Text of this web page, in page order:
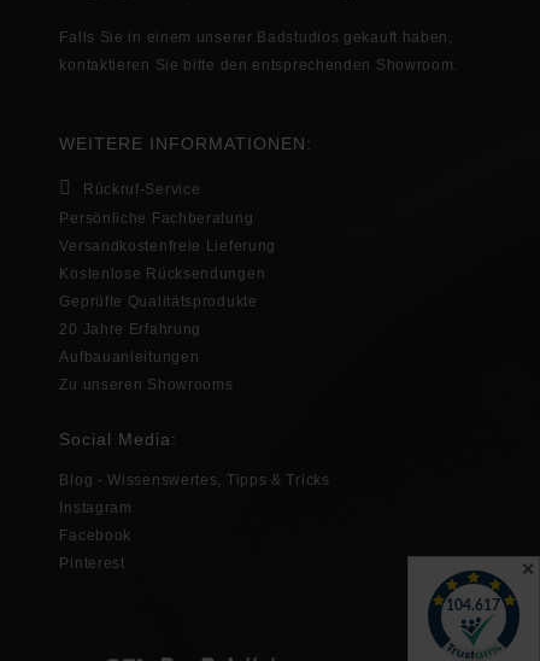
✕
Falls Sie in einem unserer Badstudios gekauft haben,
kontaktieren Sie bitte den entsprechenden Showroom.
WEITERE INFORMATIONEN:
Rückruf-Service
Persönliche Fachberatung
Versandkostenfreie Lieferung
Kostenlose Rücksendungen
Geprüfte Qualitätsprodukte
20 Jahre Erfahrung
Aufbauanleitungen
Zu unseren Showrooms
Social Media:
Blog - Wissenswertes, Tipps & Tricks
Instagram
Facebook
Pinterest